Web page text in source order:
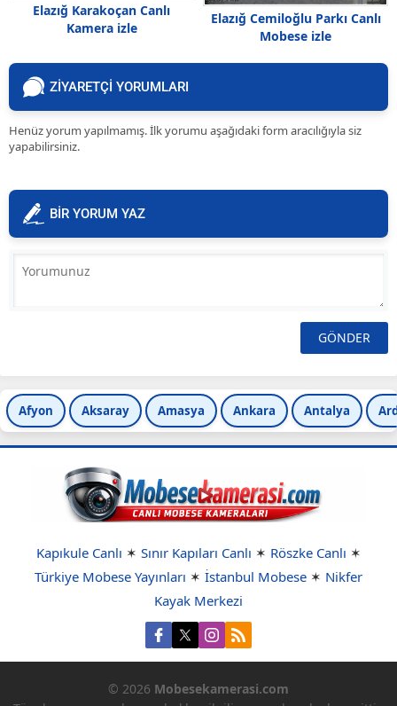
Elazığ Karakoçan Canlı
Kamera izle
Elazığ Cemiloğlu Parkı Canlı
Mobese izle
ZİYARETÇİ YORUMLARI
Henüz yorum yapılmamış. İlk yorumu aşağıdaki form aracılığıyla siz
yapabilirsiniz.
BİR YORUM YAZ
Afyon Aksaray Amasya Ankara Antalya
Kapıkule Canlı ✶ Sınır Kapıları Canlı ✶ Röszke Canlı ✶
Türkiye Mobese Yayınları ✶ İstanbul Mobese ✶ Nikfer
Kayak Merkezi
© 2026 Mobesekamerasi.com